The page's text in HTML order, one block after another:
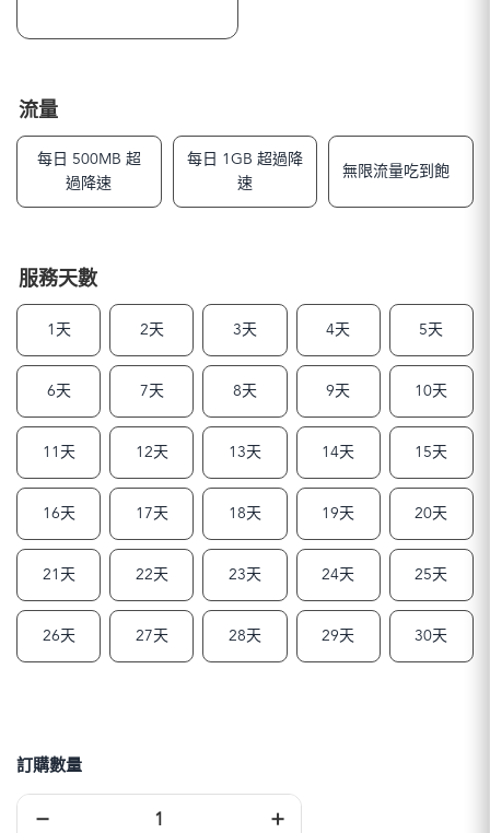
流量
每日 500MB 超
過降速
每日 1GB 超過降
速
無限流量吃到飽
服務天數
1天 2天 3天 4天 5天
6天 7天 8天 9天 10天
11天 12天 13天 14天 15天
16天 17天 18天 19天 20天
21天 22天 23天 24天 25天
26天 27天 28天 29天 30天
訂購數量
− +